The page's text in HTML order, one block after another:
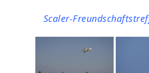
Scaler-